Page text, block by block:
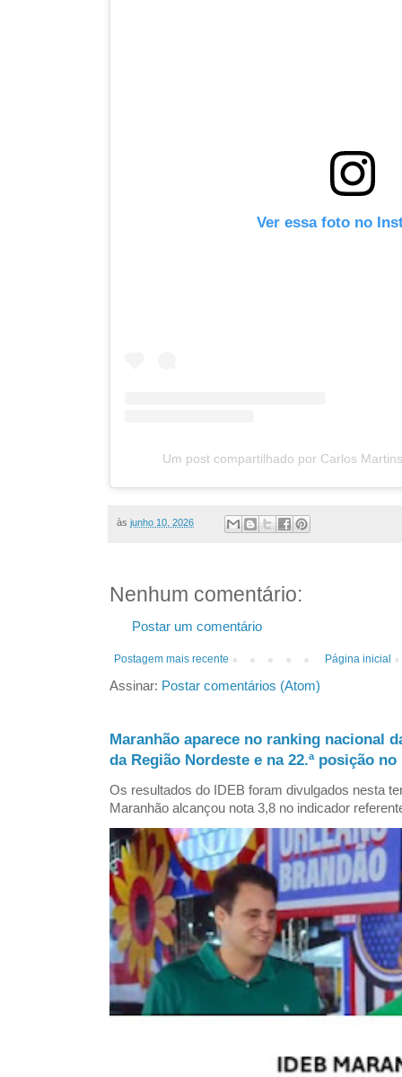
Ver essa foto no
Um post compartilhado por Carlos
às junho 10, 2026
Nenhum comentário:
Postar um comentário
Postagem mais recente Página inicial
Assinar: Postar comentários (Atom)
Maranhão aparece no ranking nacional
da Região Nordeste e na 22.ª posição
Os resultados do IDEB foram divulgados nesta
Maranhão alcançou nota 3,8 no indicador